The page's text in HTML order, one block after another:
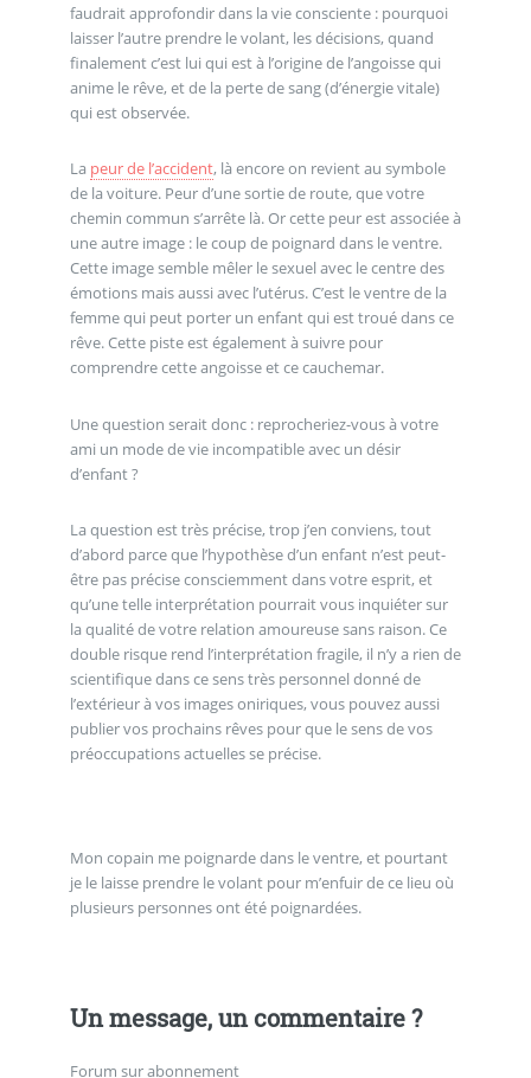
faudrait approfondir dans la vie consciente : pourquoi
laisser l’autre prendre le volant, les décisions, quand
finalement c’est lui qui est à l’origine de l’angoisse qui
anime le rêve, et de la perte de sang (d’énergie vitale)
qui est observée.
La peur de l’accident, là encore on revient au symbole
de la voiture. Peur d’une sortie de route, que votre
chemin commun s’arrête là. Or cette peur est associée à
une autre image : le coup de poignard dans le ventre.
Cette image semble mêler le sexuel avec le centre des
émotions mais aussi avec l’utérus. C’est le ventre de la
femme qui peut porter un enfant qui est troué dans ce
rêve. Cette piste est également à suivre pour
comprendre cette angoisse et ce cauchemar.
Une question serait donc : reprocheriez-vous à votre
ami un mode de vie incompatible avec un désir
d’enfant ?
La question est très précise, trop j’en conviens, tout
d’abord parce que l’hypothèse d’un enfant n’est peut-
être pas précise consciemment dans votre esprit, et
qu’une telle interprétation pourrait vous inquiéter sur
la qualité de votre relation amoureuse sans raison. Ce
double risque rend l’interprétation fragile, il n’y a rien de
scientifique dans ce sens très personnel donné de
l’extérieur à vos images oniriques, vous pouvez aussi
publier vos prochains rêves pour que le sens de vos
préoccupations actuelles se précise.
Mon copain me poignarde dans le ventre, et pourtant
je le laisse prendre le volant pour m’enfuir de ce lieu où
plusieurs personnes ont été poignardées.
Un message, un commentaire ?
Forum sur abonnement